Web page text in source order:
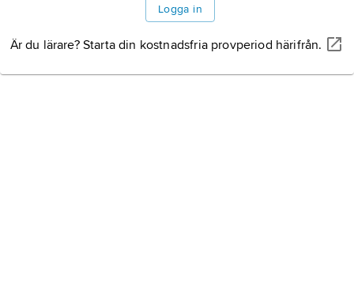
Logga in
Är du lärare? Starta din kostnadsfria provperiod härifrån.